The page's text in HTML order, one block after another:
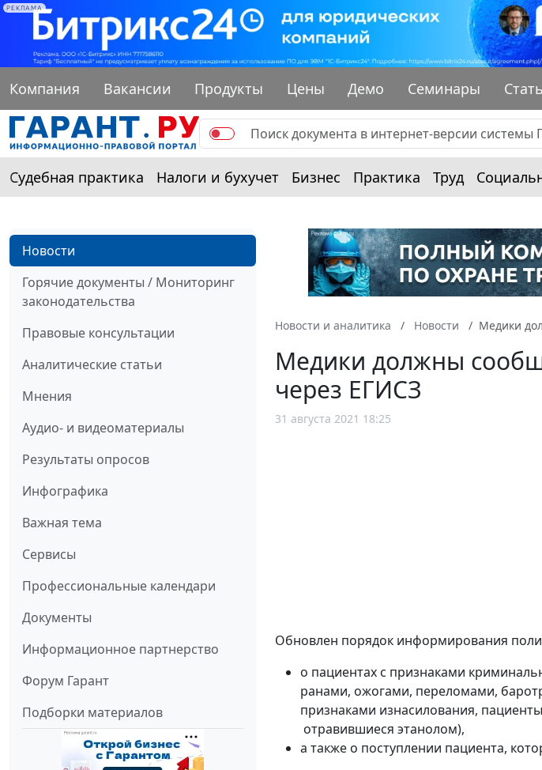
РЕКЛАМА
Компания Вакансии Продукты Цены Демо Семинары
Судебная практика Налоги и бухучет Бизнес Практика Труд
Новости
Горячие документы / Мониторинг
законодательства
Правовые консультации
Аналитические статьи
Мнения
Аудио- и видеоматериалы
Результаты опросов
Инфографика
Важная тема
Сервисы
Профессиональные календари
Документы
Информационное партнерство
Форум Гарант
Подборки материалов
Новости и аналитика Новости Медики
Медики должны
через ЕГИСЗ
31 августа 2021 18:25
Обновлен порядок информирования
о пациентах с признаками
ранами, ожогами, переломами,
признаками изнасилования,
отравившиеся этанолом),
а также о поступлении пациента,